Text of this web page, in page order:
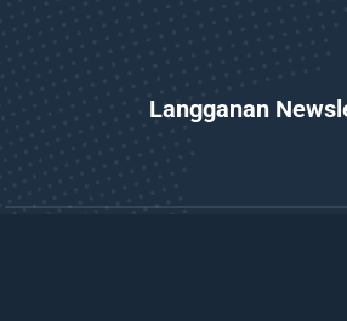
Langganan